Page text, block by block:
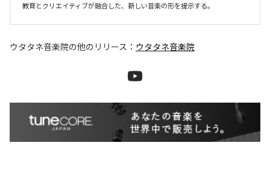
ウタタネ音楽院の他のリリース： ウタタネ音楽院